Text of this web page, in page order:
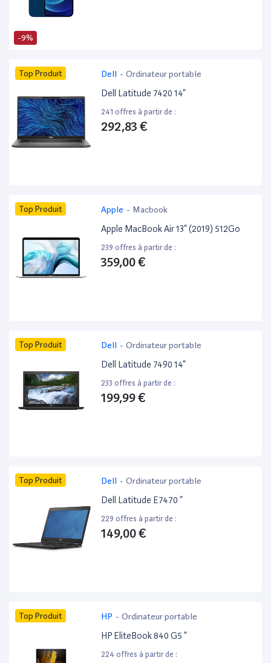
-9%
Top Produit Dell - Ordinateur portable
Dell Latitude 7420 14”
241 offres à partir de :
292,83 €
Top Produit Apple - Macbook
Apple MacBook Air 13” (2019) 512Go
239 offres à partir de :
359,00 €
Top Produit Dell - Ordinateur portable
Dell Latitude 7490 14”
233 offres à partir de :
199,99 €
Top Produit Dell - Ordinateur portable
Dell Latitude E7470 ”
229 offres à partir de :
149,00 €
Top Produit HP - Ordinateur portable
HP EliteBook 840 G5 ”
224 offres à partir de :